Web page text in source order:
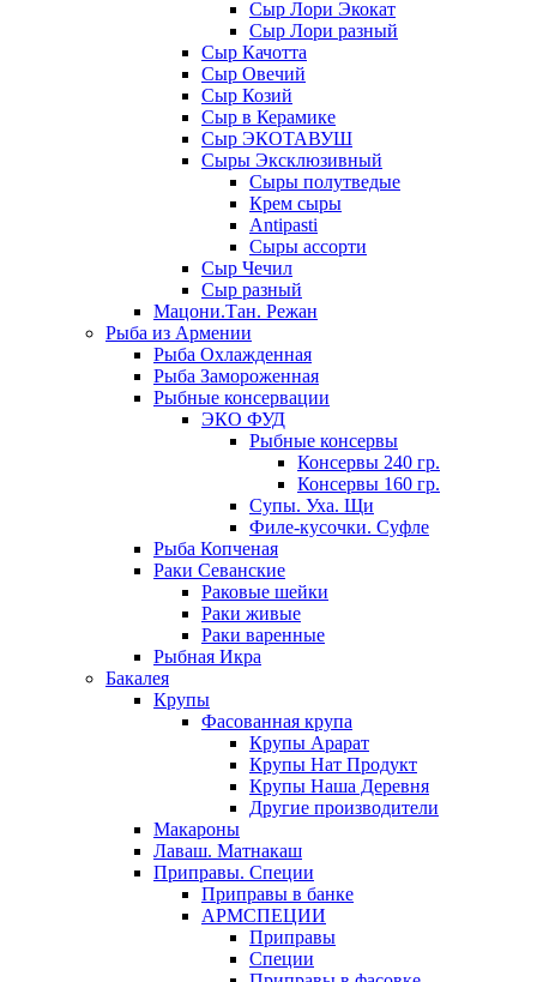
Сыр Лори Экокат
Сыр Лори разный
Сыр Качотта
Сыр Овечий
Сыр Козий
Сыр в Керамике
Сыр ЭКОТАВУШ
Сыры Эксклюзивный
Сыры полутведые
Крем сыры
Antipasti
Сыры ассорти
Сыр Чечил
Сыр разный
Мацони.Тан. Режан
Рыба из Армении
Рыба Охлажденная
Рыба Замороженная
Рыбные консервации
ЭКО ФУД
Рыбные консервы
Консервы 240 гр.
Консервы 160 гр.
Супы. Уха. Щи
Филе-кусочки. Суфле
Рыба Копченая
Раки Севанские
Раковые шейки
Раки живые
Раки варенные
Рыбная Икра
Бакалея
Крупы
Фасованная крупа
Крупы Арарат
Крупы Нат Продукт
Крупы Наша Деревня
Другие производители
Макароны
Лаваш. Матнакаш
Приправы. Специи
Приправы в банке
АРМСПЕЦИИ
Приправы
Специи